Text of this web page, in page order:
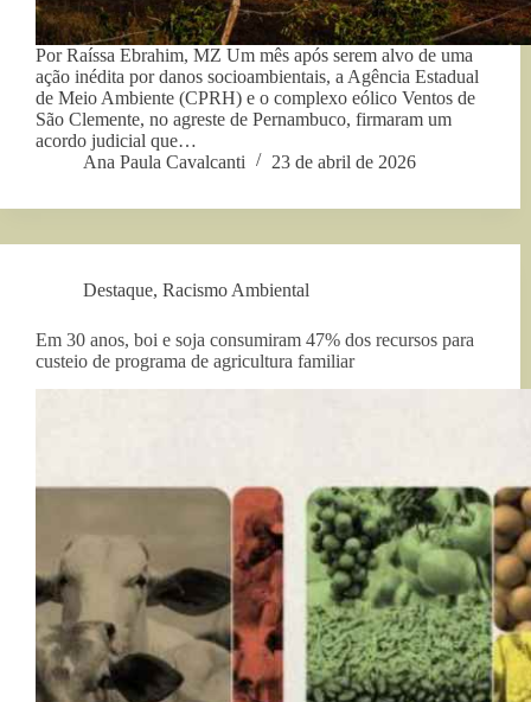
Por Raíssa Ebrahim, MZ Um mês após serem alvo de uma
ação inédita por danos socioambientais, a Agência Estadual
de Meio Ambiente (CPRH) e o complexo eólico Ventos de
São Clemente, no agreste de Pernambuco, firmaram um
acordo judicial que…
Ana Paula Cavalcanti
23 de abril de 2026
Destaque, Racismo Ambiental
Em 30 anos, boi e soja consumiram 47% dos recursos para
custeio de programa de agricultura familiar